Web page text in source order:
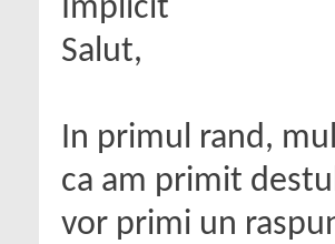
Salut,
In primul rand,
ca am primit
vor primi un